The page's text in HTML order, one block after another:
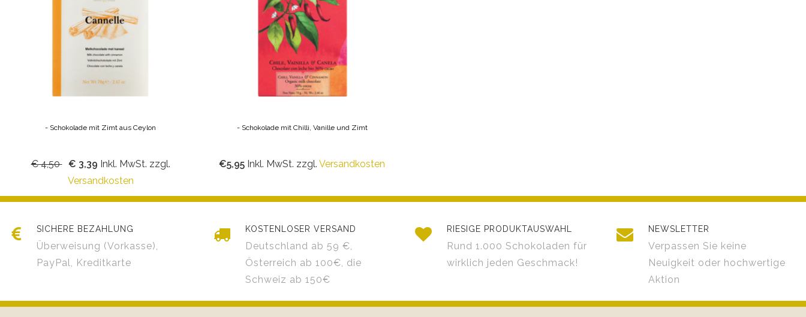
- Schokolade mit Zimt aus Ceylon
€ 4,50 € 3,39 Inkl. MwSt. zzgl.
Versandkosten
- Schokolade mit Chilli, Vanille und Zimt
€5,95 Inkl. MwSt. zzgl. Versandkosten
SICHERE BEZAHLUNG
Überweisung (Vorkasse),
PayPal, Kreditkarte
KOSTENLOSER VERSAND
Deutschland ab 59 €,
Österreich ab 100€, die
Schweiz ab 150€
RIESIGE PRODUKTAUSWAHL
Rund 1.000 Schokoladen für
wirklich jeden Geschmack!
NEWSLETTER
Verpassen Sie keine
Neuigkeit oder hochwertige
Aktion